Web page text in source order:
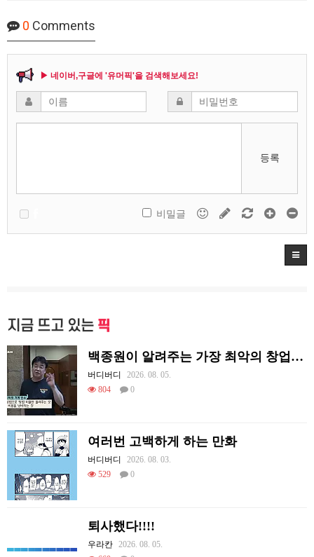
0 Comments
▶ 네이버,구글에 '유머픽'을 검색해보세요!
등록
비밀글
지금 뜨고 있는 픽
백종원이 알려주는 가장 최악의 창업과정 .JPG
버디버디
2026. 08. 05.
804
0
여러번 고백하게 하는 만화
버디버디
2026. 08. 03.
529
0
퇴사했다!!!!
우라칸
2026. 08. 05.